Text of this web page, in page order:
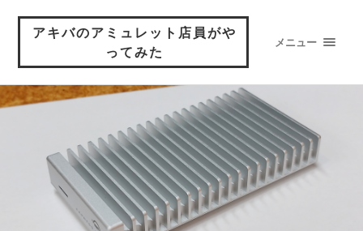
アキバのアミュレット店員がや
ってみた
メニュー